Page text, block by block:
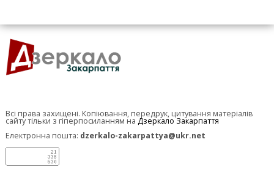
Всі права захищені. Копіювання, передрук, цитування матеріалів
сайту тільки з гіперпосиланням на Дзеркало Закарпаття
Електронна пошта: dzerkalo-zakarpattya@ukr.net